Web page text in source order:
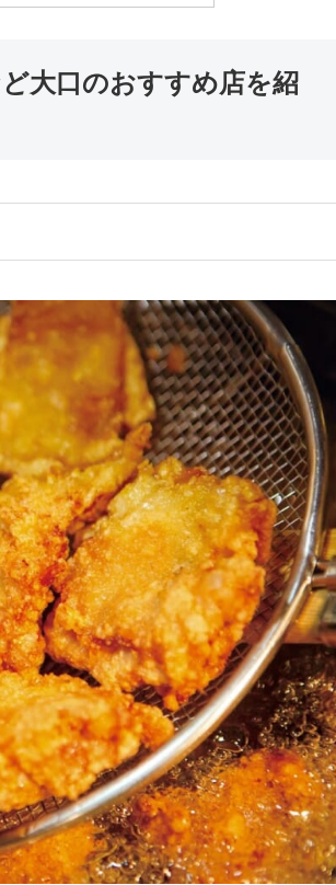
大口のおすすめ店を紹